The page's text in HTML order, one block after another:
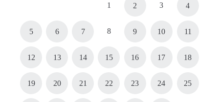
1 2 3 4
5 6 7 8 9 10 11
12 13 14 15 16 17 18
19 20 21 22 23 24 25